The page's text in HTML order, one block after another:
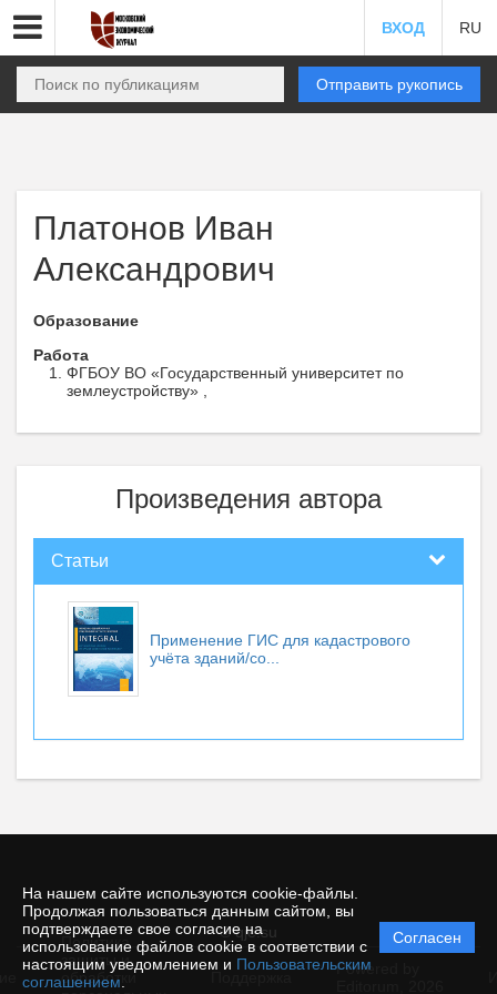
На нашем сайте используются cookie-файлы.
Продолжая пользоваться данным сайтом, вы
подтверждаете свое согласие на
использование файлов cookie в соответствии с
настоящим уведомлением и Пользовательским
соглашением
Согласен
ВХОД RU
Отправить рукопись
Платонов Иван
Александрович
Образование
Работа
ФГБОУ ВО «Государственный университет по
землеустройству» ,
Произведения автора
Статьи
Применение ГИС для кадастрового
учёта зданий/со...
© qje.su
Политика
защиты и
обработки
Powered by